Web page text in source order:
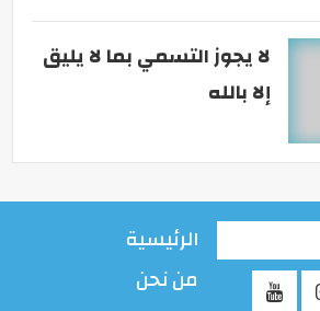
لا يجوز التسمي بما لا يليق
إلا بالله
الرئيسية
من نحن